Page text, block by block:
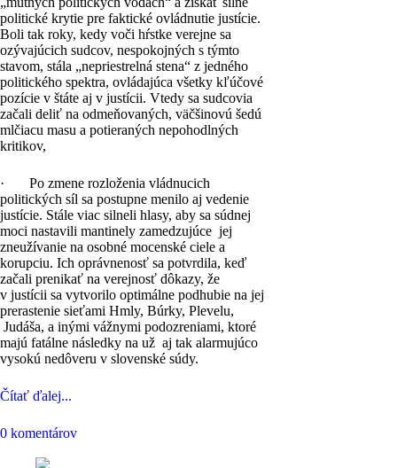
politické krytie pre faktické ovládnutie justície.
Boli tak roky, kedy voči hŕstke verejne sa
ozývajúcich sudcov, nespokojných s týmto
stavom, stála „nepriestrelná stena“ z jedného
politického spektra, ovládajúca všetky kľúčové
pozície v štáte aj v justícii. Vtedy sa sudcovia
začali deliť na odmeňovaných, väčšinovú šedú
mlčiacu masu a potieraných nepohodlných
kritikov,
· Po zmene rozloženia vládnucich
politických síl sa postupne menilo aj vedenie
justície. Stále viac silneli hlasy, aby sa súdnej
moci nastavili mantinely zamedzujúce jej
zneužívanie na osobné mocenské ciele a
korupciu. Ich oprávnenosť sa potvrdila, keď
začali prenikať na verejnosť dôkazy, že
v justícii sa vytvorilo optimálne podhubie na jej
prerastenie sieťami Hmly, Búrky, Plevelu,
Judáša, a inými vážnymi podozreniami, ktoré
majú fatálne následky na už aj tak alarmujúco
vysokú nedôveru v slovenské súdy.
Čítať ďalej...
0 komentárov